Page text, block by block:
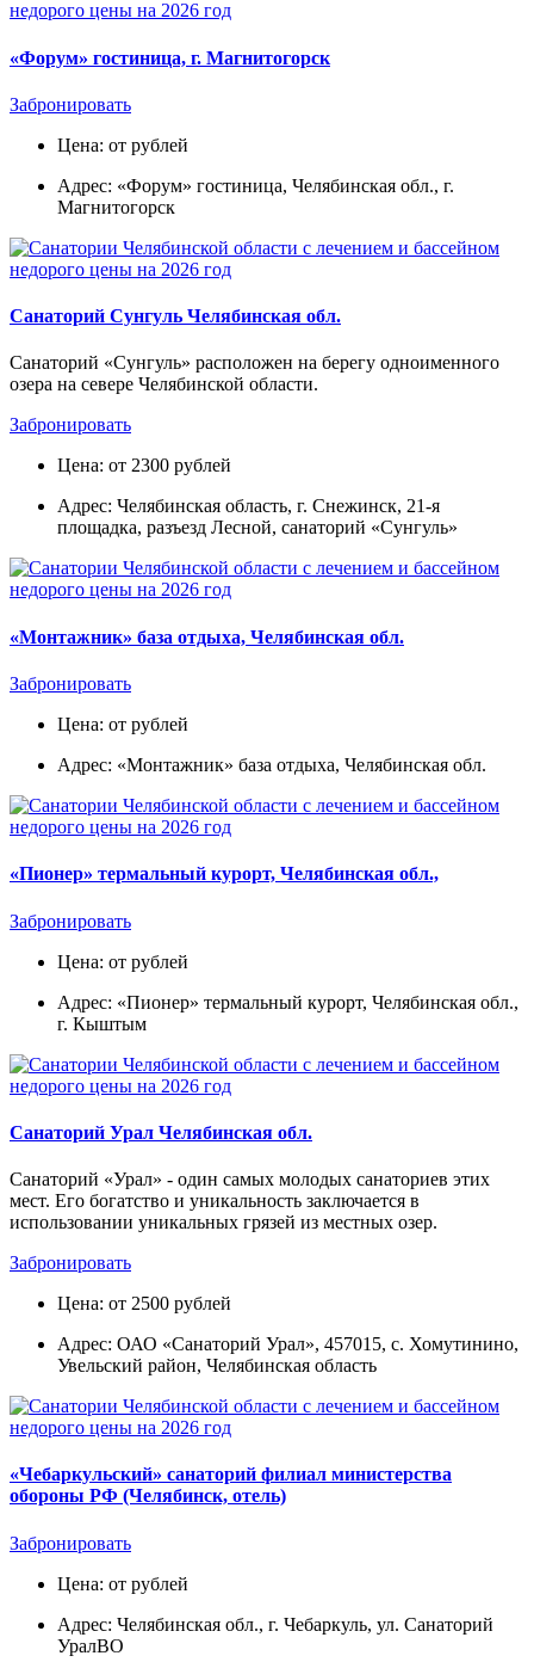
«Форум» гостиница, г. Магнитогорск
Забронировать
Цена: от рублей
Адрес: «Форум» гостиница, Челябинская обл., г.
Магнитогорск
Санаторий Сунгуль Челябинская обл.
Санаторий «Сунгуль» расположен на берегу одноименного
озера на севере Челябинской области.
Забронировать
Цена: от 2300 рублей
Адрес: Челябинская область, г. Снежинск, 21-я
площадка, разъезд Лесной, санаторий «Сунгуль»
«Монтажник» база отдыха, Челябинская обл.
Забронировать
Цена: от рублей
Адрес: «Монтажник» база отдыха, Челябинская обл.
«Пионер» термальный курорт, Челябинская обл.,
Забронировать
Цена: от рублей
Адрес: «Пионер» термальный курорт, Челябинская обл.,
г. Кыштым
Санаторий Урал Челябинская обл.
Санаторий «Урал» - один самых молодых санаториев этих
мест. Его богатство и уникальность заключается в
использовании уникальных грязей из местных озер.
Забронировать
Цена: от 2500 рублей
Адрес: ОАО «Санаторий Урал», 457015, с. Хомутинино,
Увельский район, Челябинская область
«Чебаркульский» санаторий филиал министерства
обороны РФ (Челябинск, отель)
Забронировать
Цена: от рублей
Адрес: Челябинская обл., г. Чебаркуль, ул. Санаторий
УралВО